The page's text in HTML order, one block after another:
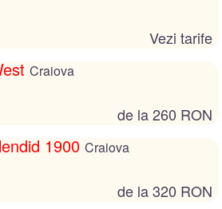
Vezi tarife
Craiova
de la 260 RON
1900 Craiova
de la 320 RON